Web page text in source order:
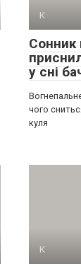
К
Сонник
у сні
чого
куля
К